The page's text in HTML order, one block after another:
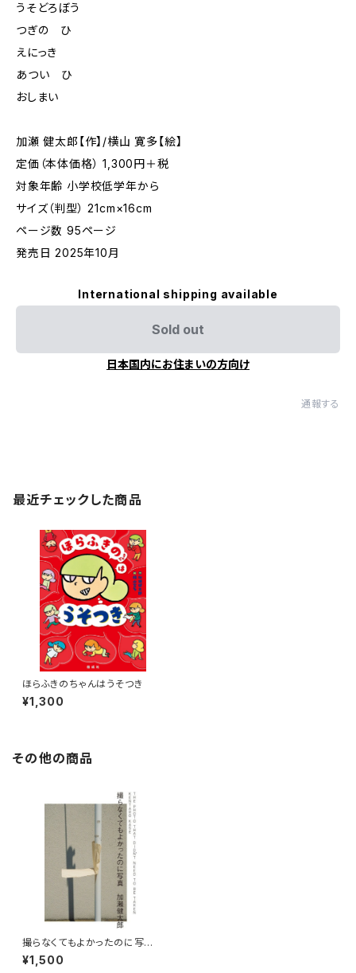
うそどろぼう
つぎの ひ
えにっき
あつい ひ
おしまい
加瀬 健太郎【作】/横山 寛多【絵】
定価（本体価格） 1,300円＋税
対象年齢 小学校低学年から
サイズ（判型） 21cm×16cm
ページ数 95ページ
発売日 2025年10月
International shipping available
Sold out
日本国内にお住まいの方向け
通報する
最近チェックした商品
ほらふきのちゃんはうそつき
¥1,300
その他の商品
撮らなくてもよかったのに写
真 The photo that didn't n
eed to be taken.
¥1,500